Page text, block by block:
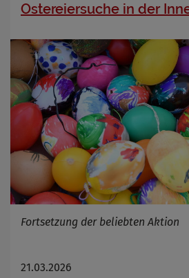
Ostereiersuche in der
Fortsetzung der beliebten Aktion
21.03.2026